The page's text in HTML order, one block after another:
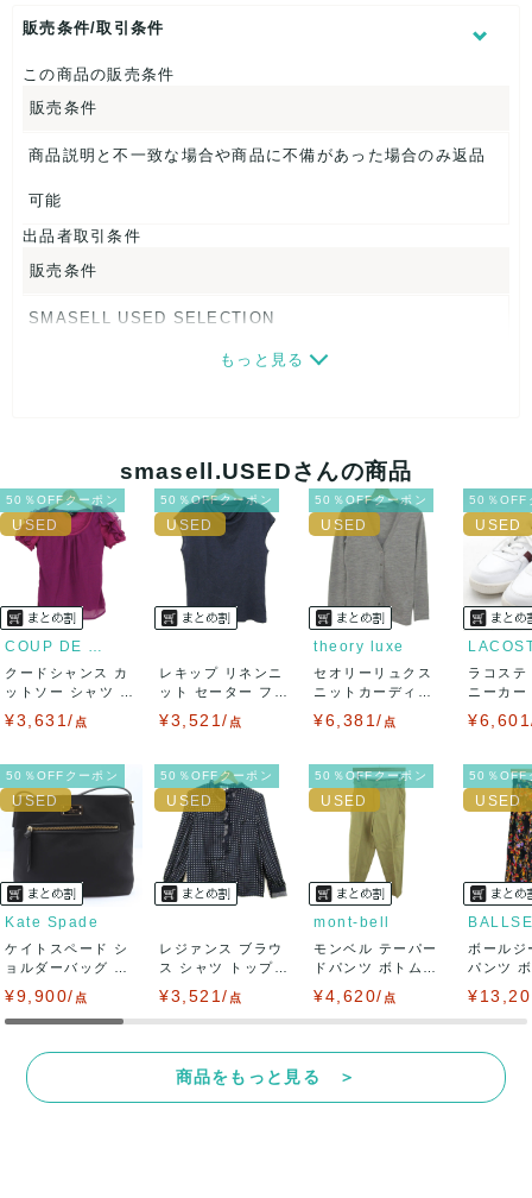
素材タグを撮影しておりますので、ご確認下さいませ。
販売条件/取引条件
この商品の販売条件
販売条件
商品説明と不一致な場合や商品に不備があった場合のみ返品
可能
出品者取引条件
販売条件
SMASELL USED SELECTION
画像ダウンロードなので、転売にも最適♪
ネコポスの場合は日時指定ができませんので、ご了承下さい
ませ。
USED品に関しましては、見る方によって状態の価値観が異な
りますので、トラブルを避けるため、神経質な方や完璧な商
品を求められる方は御購入をお控えください。
また商品には細心の注意をはらっておりますが、何かござい
ましたら、レビュー記載前に必ずコメント欄よりご連絡お願
い致します。対応できることがあれば、誠意をもって対応致
また並行輸入品もございますので、真贋方法などお答えでき
ない場合もございます。
万が一、購入後に偽造品等が発覚しましたら、返品・返金に
決済方法
もっと見る
smasell.USEDさんの商品
50％OFFクーポン
COUP DE CHANCE
クードシャンス カ
ットソー シャツ 半
¥3,631/ 点
50％OFFクーポン
レキップ リネンニ
ット セーター フレ
¥3,521/ 点
50％OFFクーポン
theory luxe
セオリーリュクス
ニットカーディガ
¥6,381/ 点
50％OFF
ラコステ
ニーカ
50％OFFクーポン
Kate Spade
ケイトスペード シ
ョルダーバッグ ナ
¥9,900/ 点
50％OFFクーポン
レジァンス ブラウ
ス シャツ トップス
¥3,521/ 点
50％OFFクーポン
mont-bell
モンベル テーパー
ドパンツ ボトムス
¥4,620/ 点
50％OFF
ボールジ
パンツ
商品をもっと見る ＞